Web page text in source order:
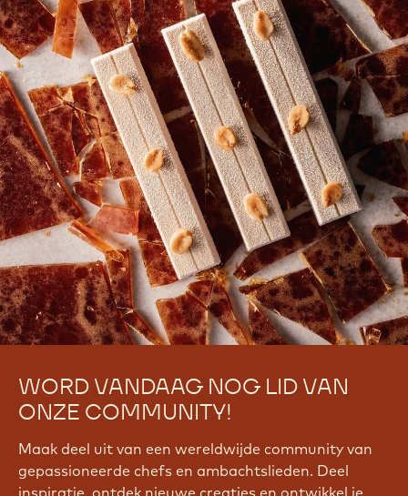
WORD VANDAAG NOG LID VAN
ONZE COMMUNITY!
Maak deel uit van een wereldwijde community van
gepassioneerde chefs en ambachtslieden. Deel
inspiratie, ontdek nieuwe creaties en ontwikkel je